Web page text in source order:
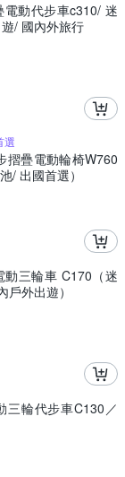
動代步車c310/ 迷
/ 國內外旅行
選
摺疊電動輪椅W760
/ 出國首選）
動三輪車 C170（迷
外出遊）
三輪代步車C130／